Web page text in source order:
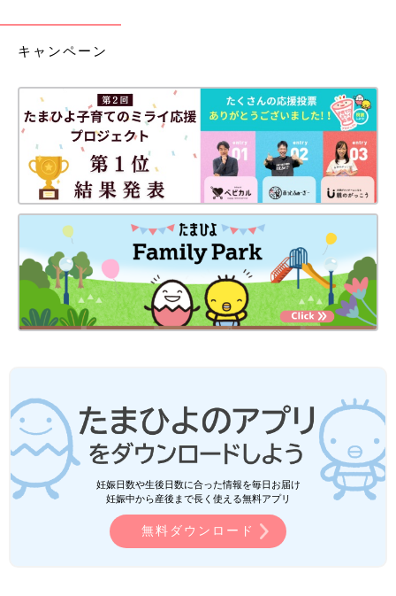
キャンペーン
妊娠日数や生後日数に合った情報を毎日お届け
妊娠中から産後まで長く使える無料アプリ
無料ダウンロード